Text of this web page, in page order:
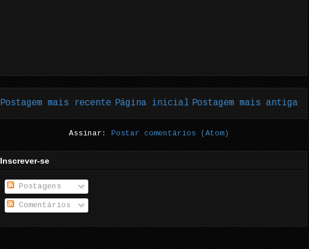
Postagem mais recente Postagem mais antiga
Página inicial
Assinar:Postar comentários (Atom)
Inscrever-se
Postagens
Comentários